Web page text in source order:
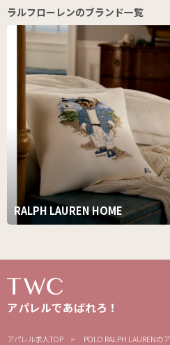
ラルフローレンのブランド一覧
RALPH LAUREN HOME
アパレルであばれろ！
アパレル求人TOP POLO RALPH LAURENの